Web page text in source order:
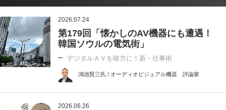
2026.07.24
第179回「懐かしのAV機器にも遭遇！
韓国ソウルの電気街」
デジタルＡＶを味方に！新・仕事術
鴻池賢三氏 / オーディオビジュアル機器 評論家
2026.06.26